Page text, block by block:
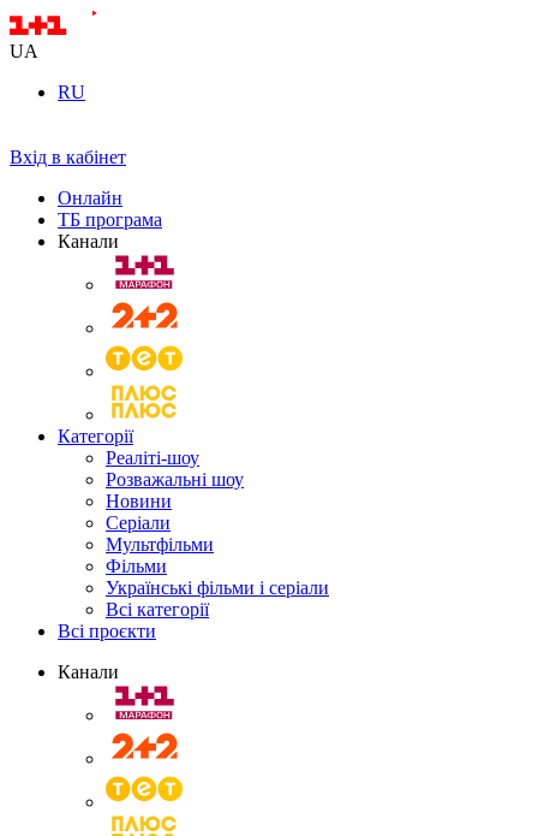
UA
RU
Вхід в кабінет
Онлайн
ТБ програма
Канали
Категорії
Реаліті-шоу
Розважальні шоу
Новини
Серіали
Мультфільми
Фільми
Українські фільми і серіали
Всі категорії
Всі проєкти
Канали